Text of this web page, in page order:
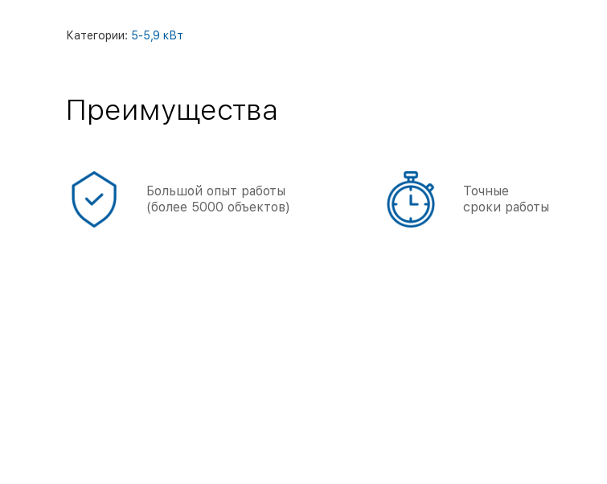
Категории: 5-5,9 кВт
Преимущества
Большой опыт работы
(более 5000 объектов)
Точные
сроки работы